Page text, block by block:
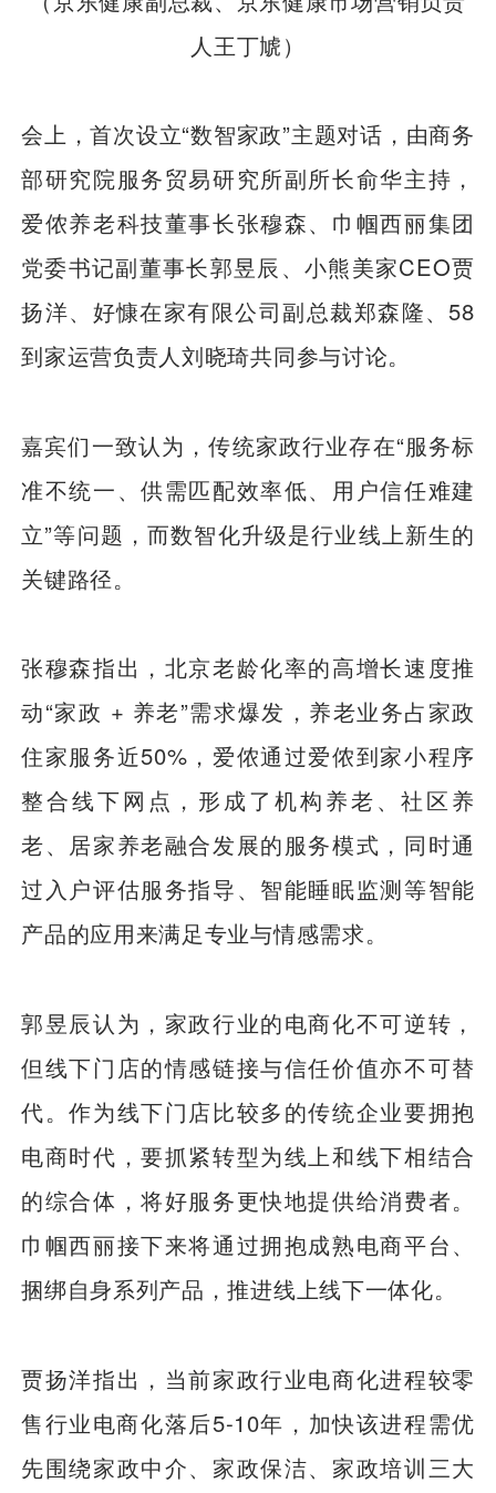
人王丁虓）
会上，首次设立“数智家政”主题对话，由商务
部研究院服务贸易研究所副所长俞华主持，
爱侬养老科技董事长张穆森、巾帼西丽集团
党委书记副董事长郭昱辰、小熊美家CEO贾
扬洋、好慷在家有限公司副总裁郑森隆、58
到家运营负责人刘晓琦共同参与讨论。
嘉宾们一致认为，传统家政行业存在“服务标
准不统一、供需匹配效率低、用户信任难建
立”等问题，而数智化升级是行业线上新生的
关键路径。
张穆森指出，北京老龄化率的高增长速度推
动“家政 + 养老”需求爆发，养老业务占家政
住家服务近50%，爱侬通过爱侬到家小程序
整合线下网点，形成了机构养老、社区养
老、居家养老融合发展的服务模式，同时通
过入户评估服务指导、智能睡眠监测等智能
产品的应用来满足专业与情感需求。
郭昱辰认为，家政行业的电商化不可逆转，
但线下门店的情感链接与信任价值亦不可替
代。作为线下门店比较多的传统企业要拥抱
电商时代，要抓紧转型为线上和线下相结合
的综合体，将好服务更快地提供给消费者。
巾帼西丽接下来将通过拥抱成熟电商平台、
捆绑自身系列产品，推进线上线下一体化。
贾扬洋指出，当前家政行业电商化进程较零
售行业电商化落后5-10年，加快该进程需优
先围绕家政中介、家政保洁、家政培训三大